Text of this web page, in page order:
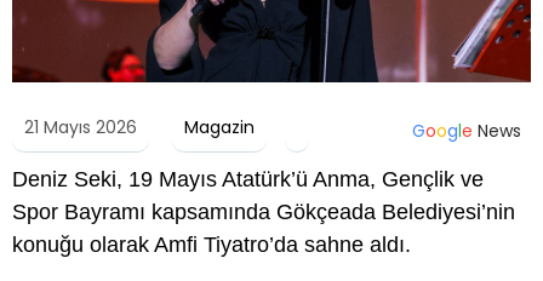
21 Mayıs 2026 Magazin Google News
Deniz Seki, 19 Mayıs Atatürk’ü Anma, Gençlik ve
Spor Bayramı kapsamında Gökçeada Belediyesi’nin
konuğu olarak Amfi Tiyatro’da sahne aldı.